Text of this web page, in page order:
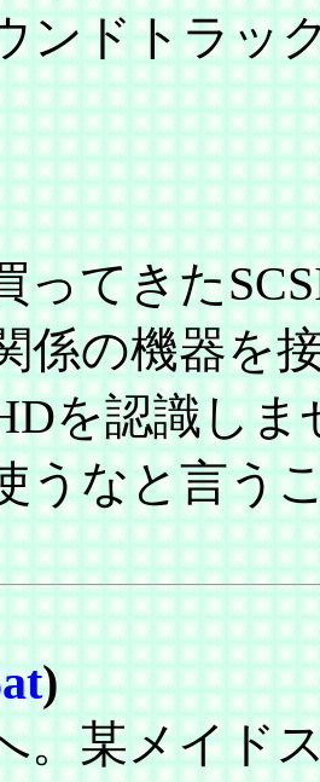
ンドトラッ
てきた
係の機器を
を認識しま
うなと言う
)
某メイド